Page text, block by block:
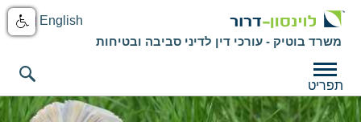
English
משרד בוטיק - עורכי דין לדיני סביבה ובטיחות
תפריט